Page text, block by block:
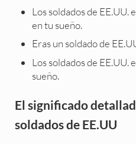
Los soldados de EE.UU.
en tu sueño.
Eras un soldado de
Los soldados de EE.UU.
sueño.
El significado
soldados de EE.UU